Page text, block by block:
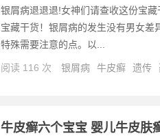
银屑病退退退!女神们请查收这份宝
宝藏干货！银屑病的发生没有男女
特殊需要注意的点。以...
阅读 116 次 银屑病 牛皮癣 遗传
牛皮癣六个宝宝 婴儿牛皮肤